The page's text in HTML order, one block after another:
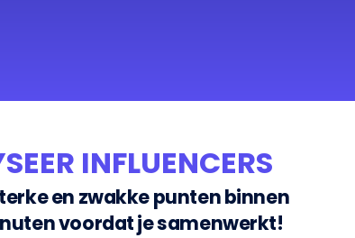
INFLUENCERS
en zwakke punten binnen
voordat je samenwerkt!